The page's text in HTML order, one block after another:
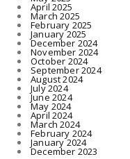
April 2025
March 2025
February 2025
January 2025
December 2024
November 2024
October 2024
September 2024
August 2024
July 2024
June 2024
May 2024
April 2024
March 2024
February 2024
January 2024
December 2023